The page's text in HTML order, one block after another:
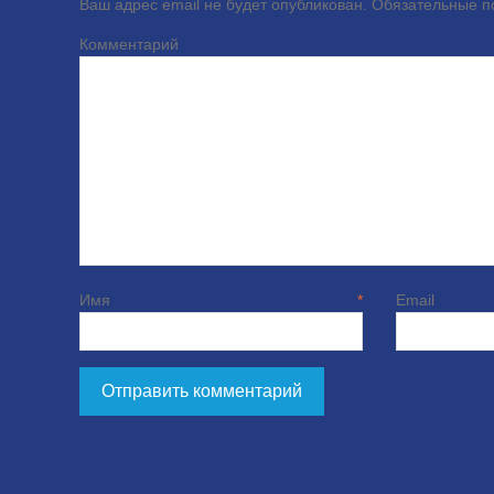
Ваш адрес email не будет опубликован. Обязательные
Имя *